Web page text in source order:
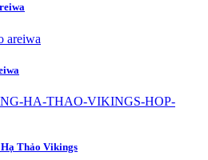
Thảo Vikings